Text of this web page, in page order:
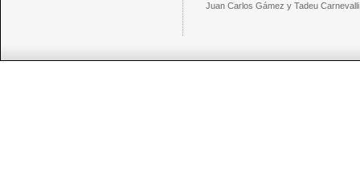
Juan Carlos Gámez y Tadeu Carnevalli